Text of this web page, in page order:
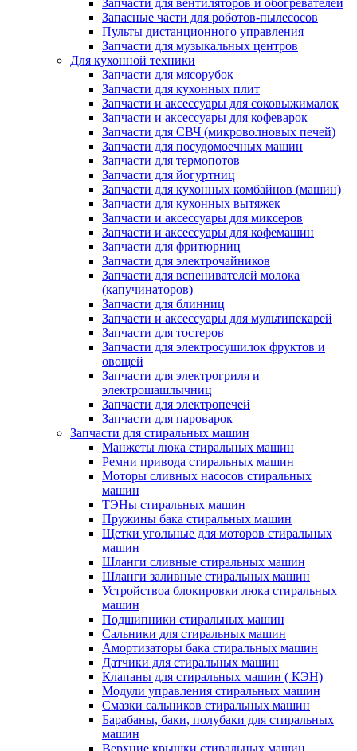
Запчасти для вентиляторов и обогревателей
Запасные части для роботов-пылесосов
Пульты дистанционного управления
Запчасти для музыкальных центров
Для кухонной техники
Запчасти для мясорубок
Запчасти для кухонных плит
Запчасти и аксессуары для соковыжималок
Запчасти и аксессуары для кофеварок
Запчасти для СВЧ (микроволновых печей)
Запчасти для посудомоечных машин
Запчасти для термопотов
Запчасти для йогуртниц
Запчасти для кухонных комбайнов (машин)
Запчасти для кухонных вытяжек
Запчасти и аксессуары для миксеров
Запчасти и аксессуары для кофемашин
Запчасти для фритюрниц
Запчасти для электрочайников
Запчасти для вспенивателей молока
(капучинаторов)
Запчасти для блинниц
Запчасти и аксессуары для мультипекарей
Запчасти для тостеров
Запчасти для электросушилок фруктов и
овощей
Запчасти для электрогриля и
электрошашлычниц
Запчасти для электропечей
Запчасти для пароварок
Запчасти для стиральных машин
Манжеты люка стиральных машин
Ремни привода стиральных машин
Моторы сливных насосов стиральных
машин
ТЭНы стиральных машин
Пружины бака стиральных машин
Щетки угольные для моторов стиральных
машин
Шланги сливные стиральных машин
Шланги заливные стиральных машин
Устройствоа блокировки люка стиральных
машин
Подшипники стиральных машин
Сальники для стиральных машин
Амортизаторы бака стиральных машин
Датчики для стиральных машин
Клапаны для стиральных машин ( КЭН)
Модули управления стиральных машин
Смазки сальников стиральных машин
Барабаны, баки, полубаки для стиральных
машин
Верхние крышки стиральных машин